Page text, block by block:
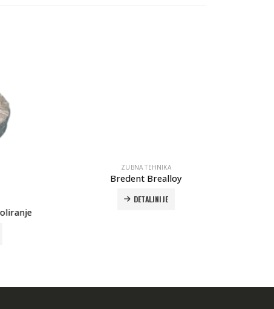
ZUBNA TEHNIKA
Bredent Brealloy
DETALJNIJE